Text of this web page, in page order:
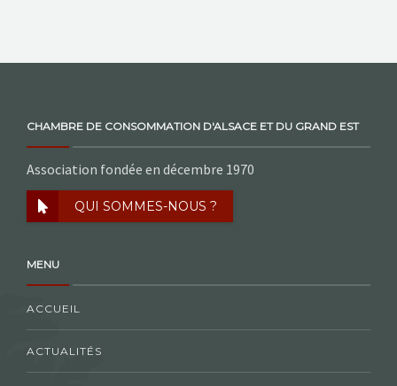
CHAMBRE DE CONSOMMATION D'ALSACE ET DU GRAND EST
Association fondée en décembre 1970
QUI SOMMES-NOUS ?
MENU
ACCUEIL
ACTUALITÉS